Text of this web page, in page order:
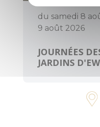
du samedi 8
9 août 2026
JOURNÉES
JARDINS